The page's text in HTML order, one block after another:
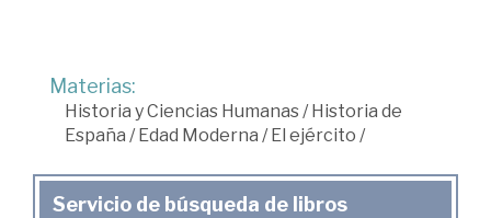
Materias:
Historia y Ciencias Humanas/ Historia de
España / Edad Moderna / El ejército /
Servicio de búsqueda de libros